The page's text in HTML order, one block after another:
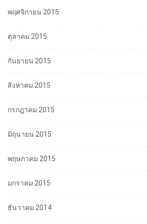
พฤศจิกายน 2015
ตุลาคม 2015
กันยายน 2015
สิงหาคม 2015
กรกฎาคม 2015
มิถุนายน 2015
พฤษภาคม 2015
มกราคม 2015
ธันวาคม 2014